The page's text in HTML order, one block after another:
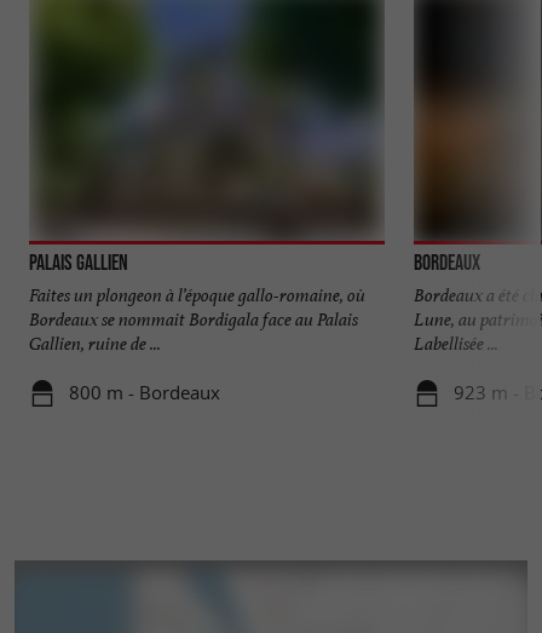
Palais Gallien
Faites un plongeon à l’époque gallo-romaine, où
Bordeaux se nommait Bordigala face au Palais
Gallien, ruine de ...
800 m - Bordeaux
Bordeaux
Bordeaux a été
Lune, au
Labellisée ...
923 m -